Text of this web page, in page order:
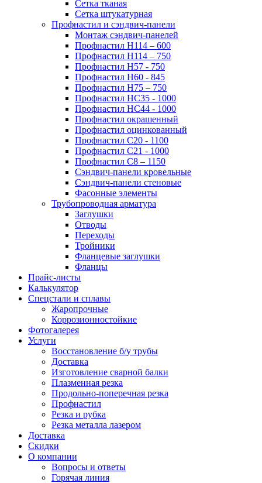
Сетка тканая
Сетка штукатурная
Профнастил и сэндвич-панели
Монтаж сэндвич-панелей
Профнастил Н114 – 600
Профнастил Н114 – 750
Профнастил Н57 - 750
Профнастил Н60 - 845
Профнастил Н75 – 750
Профнастил НС35 - 1000
Профнастил НС44 - 1000
Профнастил окрашенный
Профнастил оцинкованный
Профнастил С20 - 1100
Профнастил С21 - 1000
Профнастил С8 – 1150
Сэндвич-панели кровельные
Сэндвич-панели стеновые
Фасонные элементы
Трубопроводная арматура
Заглушки
Отводы
Переходы
Тройники
Фланцевые заглушки
Фланцы
Прайс-листы
Калькулятор
Спецстали и сплавы
Жаропрочные
Коррозионностойкие
Фотогалерея
Услуги
Восстановление б/у трубы
Доставка
Изготовление сварной балки
Плазменная резка
Продольно-поперечная резка
Профнастил
Резка и рубка
Резка металла лазером
Доставка
Скидки
О компании
Вопросы и ответы
Горячая линия